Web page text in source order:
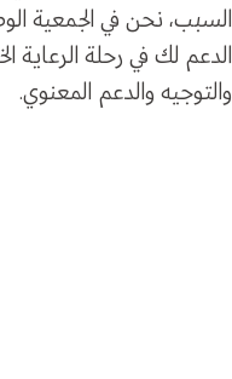
السبب، نحن في الجمعية
الدعم لك في رحلة الرعاية
والتوجيه والدعم المعنوي.